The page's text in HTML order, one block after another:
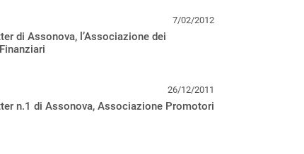
7/02/2012
di Assonova, l’Associazione dei
26/12/2011
n.1 di Assonova, Associazione Promotori